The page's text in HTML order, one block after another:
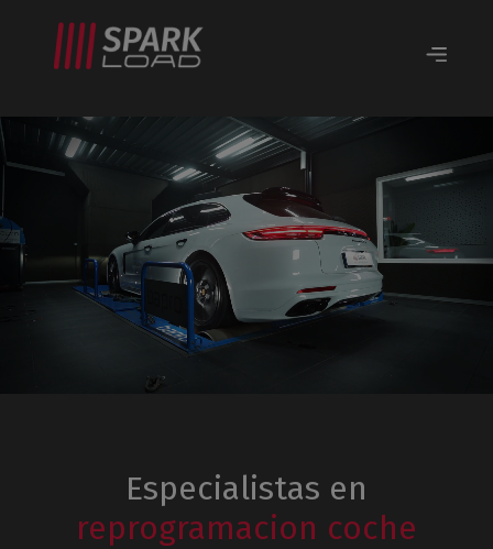
Especialistas en
reprogramacion coche